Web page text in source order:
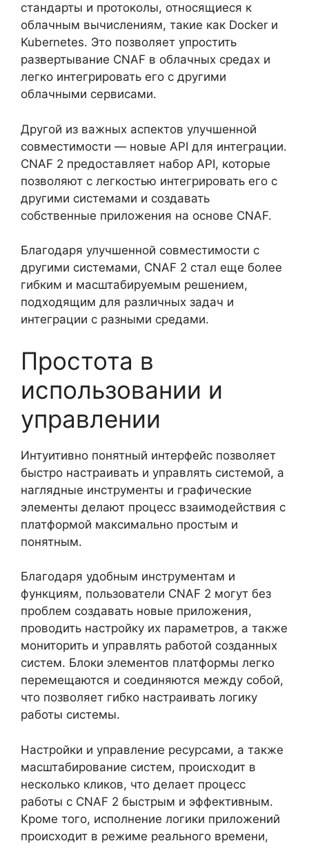
стандарты и протоколы, относящиеся к
облачным вычислениям, такие как Docker и
Kubernetes. Это позволяет упростить
развертывание CNAF в облачных средах и
легко интегрировать его с другими
облачными сервисами.
Другой из важных аспектов улучшенной
совместимости — новые API для интеграции.
CNAF 2 предоставляет набор API, которые
позволяют с легкостью интегрировать его с
другими системами и создавать
собственные приложения на основе CNAF.
Благодаря улучшенной совместимости с
другими системами, CNAF 2 стал еще более
гибким и масштабируемым решением,
подходящим для различных задач и
интеграции с разными средами.
Простота в
использовании и
управлении
Интуитивно понятный интерфейс позволяет
быстро настраивать и управлять системой, а
наглядные инструменты и графические
элементы делают процесс взаимодействия с
платформой максимально простым и
понятным.
Благодаря удобным инструментам и
функциям, пользователи CNAF 2 могут без
проблем создавать новые приложения,
проводить настройку их параметров, а также
мониторить и управлять работой созданных
систем. Блоки элементов платформы легко
перемещаются и соединяются между собой,
что позволяет гибко настраивать логику
работы системы.
Настройки и управление ресурсами, а также
масштабирование систем, происходит в
несколько кликов, что делает процесс
работы с CNAF 2 быстрым и эффективным.
Кроме того, исполнение логики приложений
происходит в режиме реального времени,